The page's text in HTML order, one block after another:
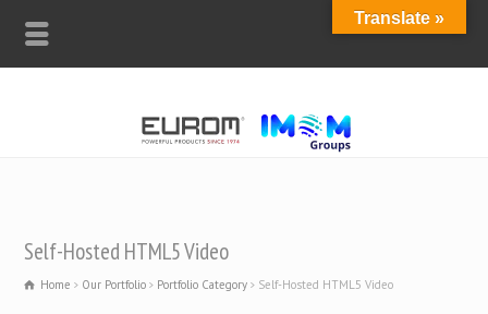
Self-Hosted HTML5 Video
Home Our Portfolio Portfolio Category Self-Hosted HTML5 Video
Translate »